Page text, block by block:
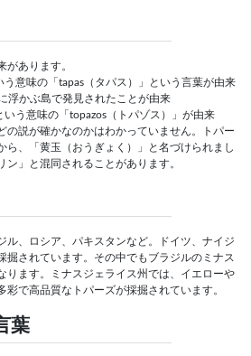
があります。
う意味の「tapas（タパス）」という言葉が由来
浮かぶ島で発見されたことが由来
いう意味の「topazos（トパゾス）」が由来
の説が確かなのかはわかっていません。トパー
ら、「黄玉（おうぎょく）」と名づけられまし
」と混同されることがあります。
ル、ロシア、パキスタンなど。ドイツ、ナイジ
掘されています。その中でもブラジルのミナス
ります。ミナスジェライス州では、イエローや
で高品質なトパーズが採掘されています。
葉